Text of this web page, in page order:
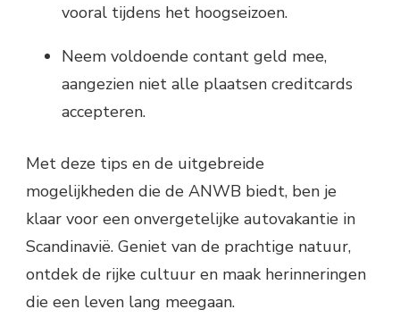
vooral tijdens het hoogseizoen.
Neem voldoende contant geld mee,
aangezien niet alle plaatsen creditcards
accepteren.
Met deze tips en de uitgebreide
mogelijkheden die de ANWB biedt, ben je
klaar voor een onvergetelijke autovakantie in
Scandinavië. Geniet van de prachtige natuur,
ontdek de rijke cultuur en maak herinneringen
die een leven lang meegaan.